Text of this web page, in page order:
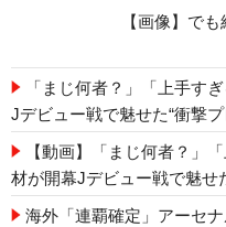
【画像】で
「まじ何者？」「上手す
Jデビュー戦で魅せた“衝撃
【動画】「まじ何者？」
材が開幕Jデビュー戦で魅せ
い才能」
海外「連覇確定」アーセ